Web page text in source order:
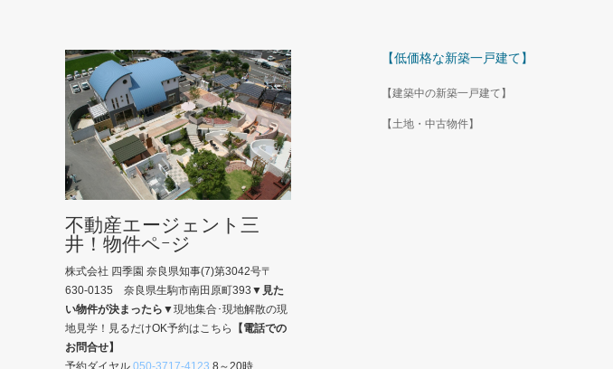
【低価格な新築一戸建て】
【建築中の新築一戸建て】
【土地・中古物件】
不動産エージェント三
井！物件ペｰジ
株式会社 四季園 奈良県知事(7)第3042号〒
630-0135 奈良県生駒市南田原町393 ▼見た
い物件が決まったら▼現地集合･現地解散の現
地見学！見るだけOK予約はこちら
【電話での
お問合せ】